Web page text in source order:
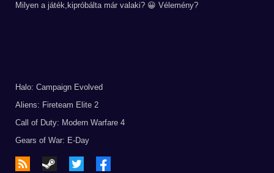
Milyen a játék,kipróbálta már valaki? 😀 Vélemény?
Halo: Campaign Evolved
Aliens: Fireteam Elite 2
Call of Duty: Modern Warfare 4
Gears of War: E-Day